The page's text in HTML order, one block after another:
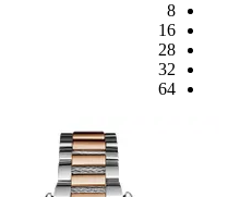
8
16
28
32
64